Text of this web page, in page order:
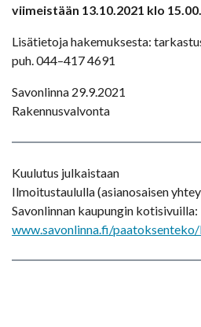
viimeistään 13.10.2021 klo 15.00.
Lisätietoja hakemuksesta:
puh. 044–417 4691
Savonlinna 29.9.2021
Rakennusvalvonta
Kuulutus julkaistaan
Ilmoitustaululla (asianosaisen
Savonlinnan kaupungin kotisivuilla:
www.savonlinna.fi/